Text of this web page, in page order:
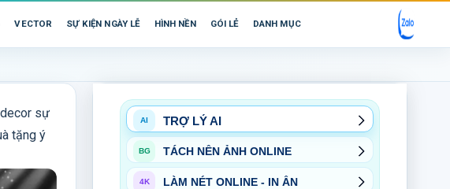
VECTOR SỰ KIỆN NGÀY LỄ HÌNH NỀN GÓI LẺ DANH MỤC
sự
tặng ý
AI TRỢ LÝ AI
BG TÁCH NỀN ẢNH ONLINE
4K LÀM NÉT ONLINE - IN ẤN